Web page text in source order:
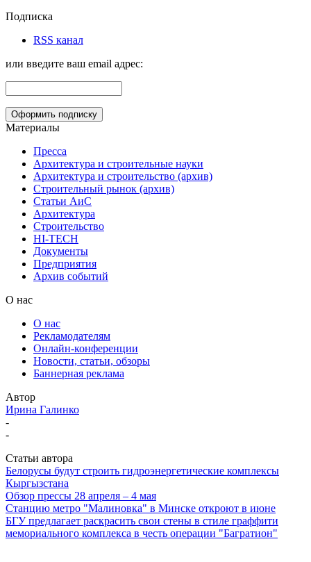
Подписка
RSS канал
или введите ваш email адрес:
Материалы
Пресса
Архитектура и строительные науки
Архитектура и строительство (архив)
Строительный рынок (архив)
Статьи АиС
Архитектура
Строительство
HI-TECH
Документы
Предприятия
Архив событий
О нас
О нас
Рекламодателям
Онлайн-конференции
Новости, статьи, обзоры
Баннерная реклама
Автор
Ирина Галинко
-
-
Статьи автора
Белорусы будут строить гидроэнергетические комплексы
Кыргызстана
Обзор прессы 28 апреля – 4 мая
Станцию метро "Малиновка" в Минске откроют в июне
БГУ предлагает раскрасить свои стены в стиле граффити
мемориального комплекса в честь операции "Багратион"